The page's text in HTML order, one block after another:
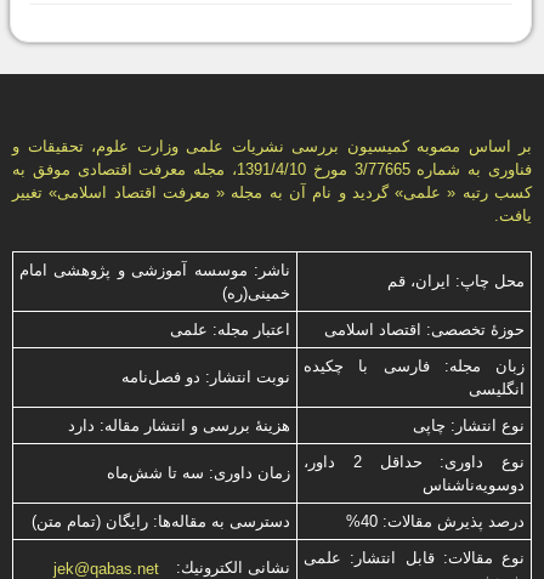
بر اساس مصوبه کمیسیون بررسی نشریات علمی وزارت علوم، تحقیقات و
فناوری به شماره 3/77665 مورخ 1391/4/10، مجله معرفت اقتصادی موفق به
کسب رتبه « علمی» گردید و نام آن به مجله « معرفت اقتصاد اسلامی» تغییر
یافت.
محل چاپ: ایران، قم
ناشر: موسسه آموزشی و پژوهشی امام
خمینی(ره)
حوزۀ تخصصی: اقتصاد اسلامی
اعتبار مجله: علمی
زبان مجله: فارسی با چكیده
انگلیسی
نوبت انتشار: دو فصل‌نامه
نوع انتشار: چاپی
هزینۀ بررسی و انتشار مقاله: دارد
نوع داوری: حداقل 2 داور،
دوسویه‌ناشناس
زمان داوری: سه تا شش‌ماه
درصد پذیرش مقالات: 40%
دسترسی به مقاله‌ها: رایگان (تمام متن)
نوع مقالات: قابل انتشار: علمی
نشانی الكترونیك: jek@qabas.net